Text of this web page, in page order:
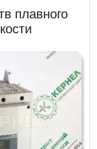
плавного